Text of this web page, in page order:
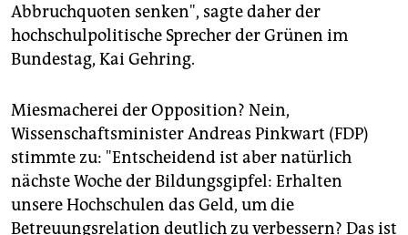
Abbruchquoten senken", sagte daher der
hochschulpolitische Sprecher der Grünen im
Bundestag, Kai Gehring.
Miesmacherei der Opposition? Nein,
Wissenschaftsminister Andreas Pinkwart (FDP)
stimmte zu: "Entscheidend ist aber natürlich
nächste Woche der Bildungsgipfel: Erhalten
unsere Hochschulen das Geld, um die
Betreuungsrelation deutlich zu verbessern? Das ist